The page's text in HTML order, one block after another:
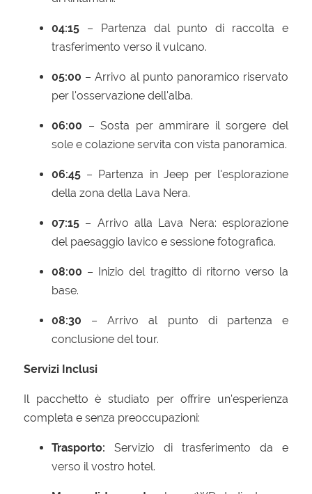
04:15 – Partenza dal punto di raccolta e
trasferimento verso il vulcano.
05:00 – Arrivo al punto panoramico riservato
per l'osservazione dell'alba.
06:00 – Sosta per ammirare il sorgere del
sole e colazione servita con vista panoramica.
06:45 – Partenza in Jeep per l'esplorazione
della zona della Lava Nera.
07:15 – Arrivo alla Lava Nera: esplorazione
del paesaggio lavico e sessione fotografica.
08:00 – Inizio del tragitto di ritorno verso la
base.
08:30 – Arrivo al punto di partenza e
conclusione del tour.
Servizi Inclusi
Il pacchetto è studiato per offrire un'esperienza
completa e senza preoccupazioni:
Trasporto: Servizio di trasferimento da e
verso il vostro hotel.